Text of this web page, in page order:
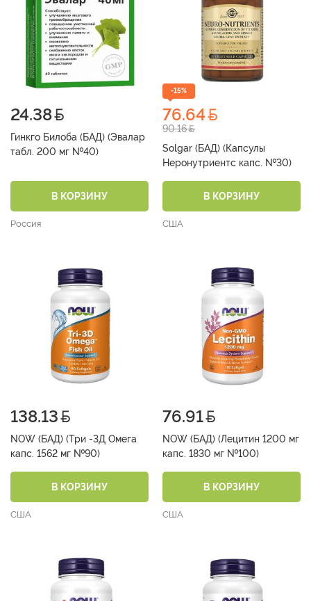
24.38
Гинкго Билоба (БАД) (Эвалар
табл. 200 мг №40)
В КОРЗИНУ
Россия
76.64
90.16
-15%
Solgar (БАД) (Капсулы
Неронутриентс капс. №30)
В КОРЗИНУ
США
138.13
NOW (БАД) (Три -3Д Омега
капс. 1562 мг №90)
В КОРЗИНУ
США
76.91
NOW (БАД) (Лецитин 1200 мг
капс. 1830 мг №100)
В КОРЗИНУ
США